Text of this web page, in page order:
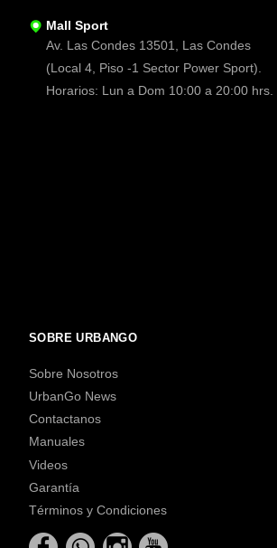
Mall Sport
Av. Las Condes 13501, Las Condes
(Local 4, Piso -1 Sector Power Sport).
Horarios: Lun a Dom 10:00 a 20:00 hrs.
SOBRE URBANGO
Sobre Nosotros
UrbanGo News
Contactanos
Manuales
Videos
Garantía
Términos y Condiciones